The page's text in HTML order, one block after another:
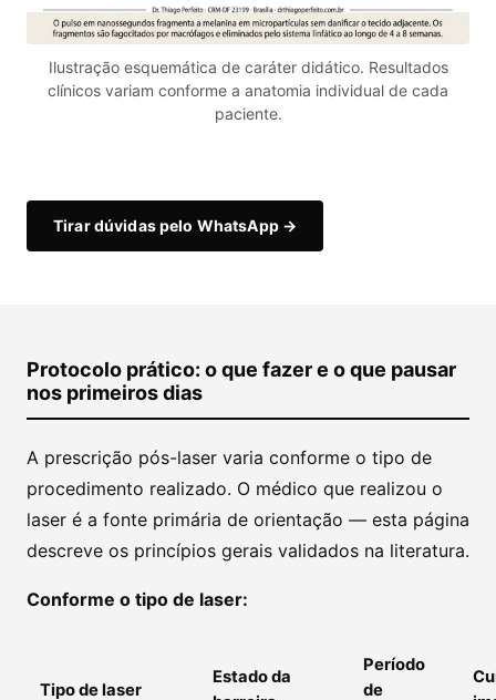
Ilustração esquemática de caráter didático. Resultados
clínicos variam conforme a anatomia individual de cada
paciente.
Tirar dúvidas pelo WhatsApp →
Protocolo prático: o que fazer e o que pausar
nos primeiros dias
A prescrição pós-laser varia conforme o tipo de
procedimento realizado. O médico que realizou o
laser é a fonte primária de orientação — esta página
descreve os princípios gerais validados na literatura.
Conforme o tipo de laser:
Tipo de laser
Estado da
Período
de